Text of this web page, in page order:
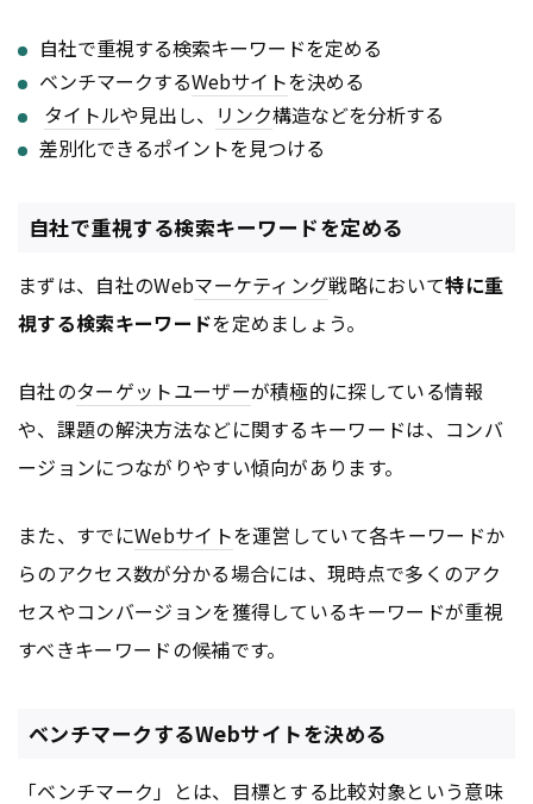
自社で重視する検索キーワードを定める
ベンチマークするWebサイトを決める
タイトルや見出し、 リンク構造などを分析する
差別化できるポイントを見つける
自社で重視する検索キーワードを定める
まずは、自社のWebマーケティング戦略において特に重
視する検索キーワードを定めましょう。
自社のターゲットユーザーが積極的に探している情報
や、課題の解決方法などに関するキーワードは、コンバ
ージョンにつながりやすい傾向があります。
また、すでにWebサイトを運営していて各キーワードか
らのアクセス数が分かる場合には、現時点で多くのアク
セスやコンバージョンを獲得しているキーワードが重視
すべきキーワードの候補です。
ベンチマークするWebサイトを決める
「ベンチマーク」とは、目標とする比較対象という意味